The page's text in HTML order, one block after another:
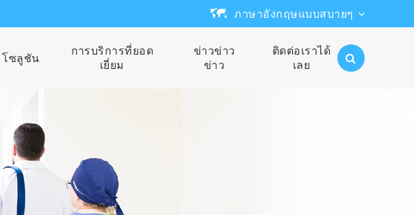
ภาษาอังกฤษแบบสบายๆ
English
โซลูชัน
การบริการที่ยอด
เยี่ยม
ข่าวข่าว
ข่าว
ติดต่อเราได้
เลย